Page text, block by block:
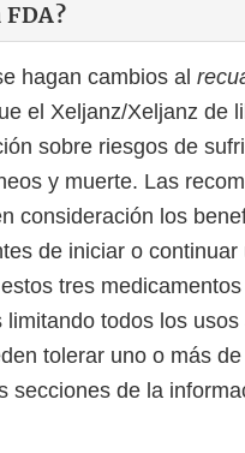
hagan cambios al
el Xeljanz/Xeljanz de
sobre riesgos de
y muerte. Las
consideración los
de iniciar o
tres
todos los
tolerar uno o más
secciones de la